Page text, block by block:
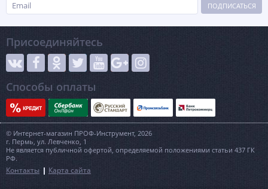
ПОДПИСАТЬСЯ
Присоединяйтесь
Способы оплаты
© Интернет-магазин ПРОФ-Инструмент, 2026
г. Пермь, ул. Левченко, 1
Не является публичной офертой, определяемой положениями статьи 437 ГК
РФ.
Контакты Карта сайта